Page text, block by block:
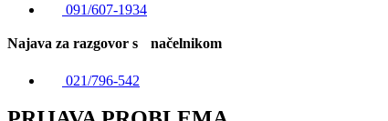
091/607-1934
Najava za razgovor s načelnikom
021/796-542